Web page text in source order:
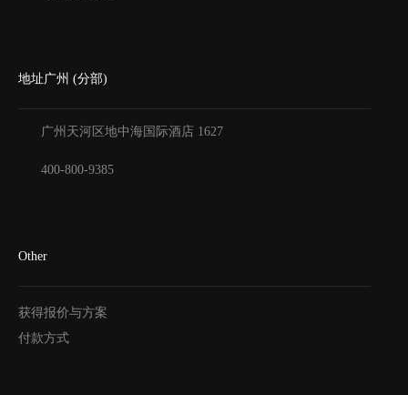
地址广州 (分部)
广州天河区地中海国际酒店 1627
400-800-9385
Other
获得报价与方案
付款方式